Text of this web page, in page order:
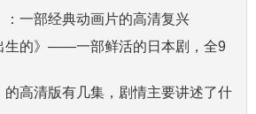
：一部经典动画片的高清复兴
生的》——一部鲜活的日本剧，全9
的高清版有几集，剧情主要讲述了什